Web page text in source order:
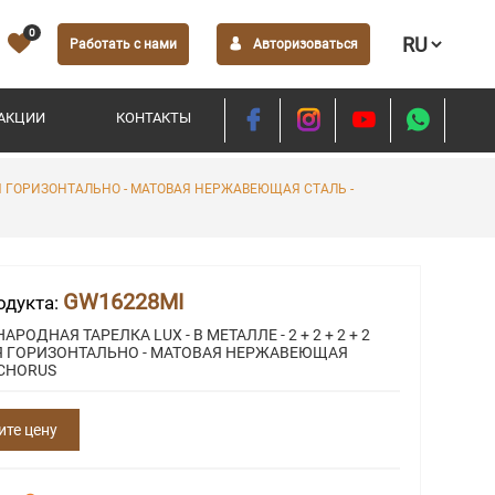
0
Работать с нами Авторизоваться
КОНТАКТЫ
ГОРИЗОНТАЛЬНО - МАТОВАЯ НЕРЖАВЕЮЩАЯ СТАЛЬ -
GW16228MI
ТАРЕЛКА LUX - В МЕТАЛЛЕ - 2 + 2 + 2 + 2
ГОРИЗОНТАЛЬНО - МАТОВАЯ НЕРЖАВЕЮЩАЯ
цену